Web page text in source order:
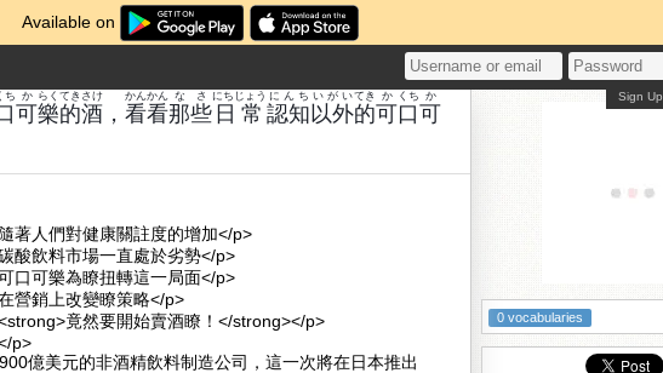
Available on
Sign Up
ち
可
か
樂
らく
的
てき
酒
さけ
， 看
かん
看
かん
那
な
些
さ
日常
にちじょう
認知
にんち
以外
いがい
的
てき
可
か
口
くち
可
か
著人們對健康關註度的增加</p>
酸飲料市場一直處於劣勢</p>
口可樂為瞭扭轉這一局面</p>
營銷上改變瞭策略</p>
竟然要開始賣酒瞭！</strong></p>
p>
億美元的非酒精飲料制造公司，這一次將在日本推出
0 vocabularies